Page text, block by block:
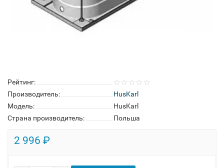
Рейтинг:
Производитель:
HusKarl
Модель:
HusKarl
Страна производитель:
Польша
2 996 ₽